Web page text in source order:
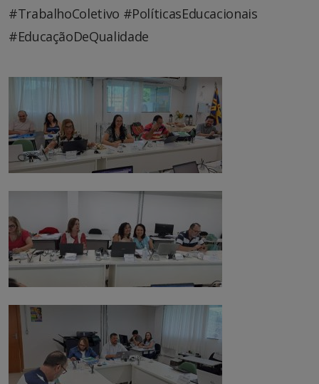
#TrabalhoColetivo #PolíticasEducacionais
#EducaçãoDeQualidade